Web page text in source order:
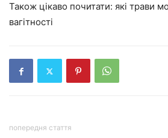
Також цікаво почитати: які трави
вагітності
попередня стаття